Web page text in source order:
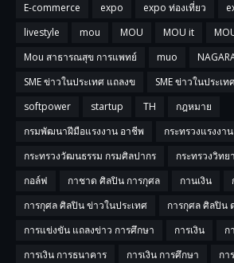
E-commerce expo expo ท่องเที่ยว
livestyle
mou MOU MOU it
Mou สาธารณสุข การแพทย์
muo
SME ข่าวในประเทศ แถลงข
SME ข่าวในประเ
softpower
startup TH
กฎหมาย
กรมพัฒนาฝีมือแรงงาน อาชีพ
กระทรวงแรงงาน
กระทรวงวัฒนธรรม กรมศิลปากร
กระทรวงวิท
กอล์ฟ
กาชาด ศิลปิน การกุศล กานเงิน
การกุศล ศิลปิน ข่าวในประเทศ
การกุศล ศิลปิน
การแข่งขัน แถลงข่าว การศึกษา
การเงิน
ก
การเงิน การธนาคาร
การเงิน การศึกษา
กา